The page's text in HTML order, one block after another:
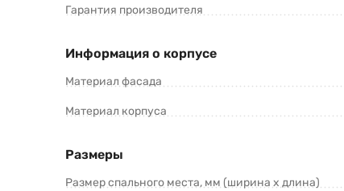
Гарантия производителя
Информация о корпусе
Материал фасада
Материал корпуса
Размеры
Размер спального места, мм (ширина х длина)